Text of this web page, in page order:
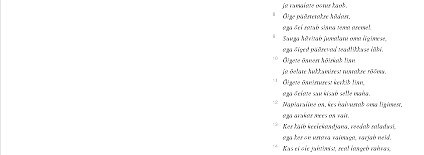
ja rumalate ootus kaob.
8
Õige päästetakse hädast,
aga õel satub sinna tema asemel.
9
Suuga hävitab jumalatu oma ligimese,
aga õiged pääsevad teadlikkuse läbi.
10
Õigete õnnest hõiskab linn
ja õelate hukkumisest tuntakse rõõmu.
11
Õigete õnnistusest kerkib linn,
aga õelate suu kisub selle maha.
12
Napiaruline on, kes halvustab oma ligimest,
aga arukas mees on vait.
13
Kes käib keelekandjana, reedab saladusi,
aga kes on ustava vaimuga, varjab neid.
14
Kus ei ole juhtimist, seal langeb rahvas,